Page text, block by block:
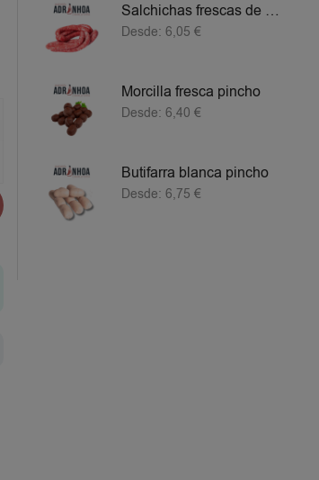
Salchichas frescas de Pollo
Desde: 6,05 €
Morcilla fresca pincho
Desde: 6,40 €
Butifarra blanca pincho
Desde: 6,75 €